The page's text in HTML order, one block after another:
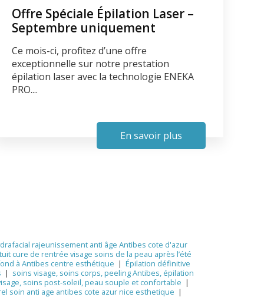
Offre Spéciale Épilation Laser –
Septembre uniquement
Ce mois-ci, profitez d’une offre
exceptionnelle sur notre prestation
épilation laser avec la technologie ENEKA
PRO....
En savoir plus
rajeunissement anti âge Antibes cote d'azur
cure de rentrée visage soins de la peau après l’été
à Antibes centre esthétique | Épilation définitive
| soins visage, soins corps, peeling Antibes, épilation
soins post-soleil, peau souple et confortable |
soin anti age antibes cote azur nice esthetique |